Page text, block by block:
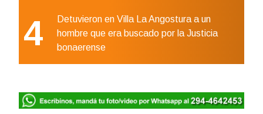
4
Detuvieron en Villa La Angostura a un
hombre que era buscado por la Justicia
bonaerense